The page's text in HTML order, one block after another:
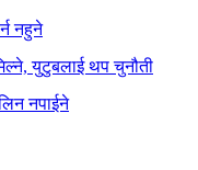
नहुने
युटुबलाई थप चुनौती
नपाईने